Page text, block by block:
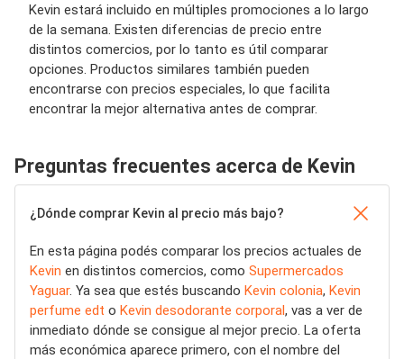
Kevin estará incluido en múltiples promociones a lo largo
de la semana. Existen diferencias de precio entre
distintos comercios, por lo tanto es útil comparar
opciones. Productos similares también pueden
encontrarse con precios especiales, lo que facilita
encontrar la mejor alternativa antes de comprar.
Preguntas frecuentes acerca de Kevin
¿Dónde comprar Kevin al precio más bajo?
En esta página podés comparar los precios actuales de
Kevin en distintos comercios, como Supermercados
Yaguar. Ya sea que estés buscando Kevin colonia, Kevin
perfume edt o Kevin desodorante corporal, vas a ver de
inmediato dónde se consigue al mejor precio. La oferta
más económica aparece primero, con el nombre del